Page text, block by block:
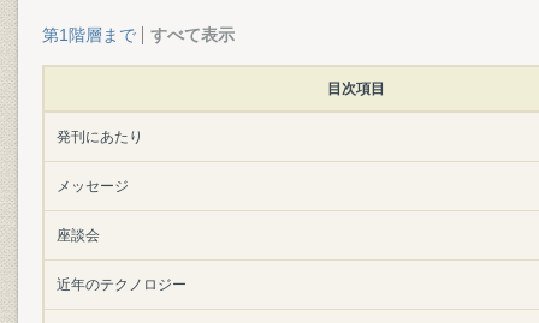
第1階層まで すべて表示
目次項目
発刊にあたり
メッセージ
座談会
近年のテクノロジー